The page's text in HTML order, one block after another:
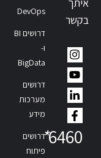
בקשר
6460
*
DevOps
דרושים BI
ו-
BigData
דרושים
מערכות
מידע
דרושים
פיתוח